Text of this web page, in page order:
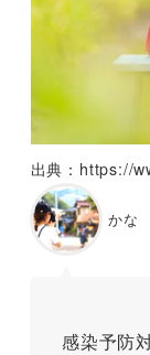
出典：https://
かな
感染予防